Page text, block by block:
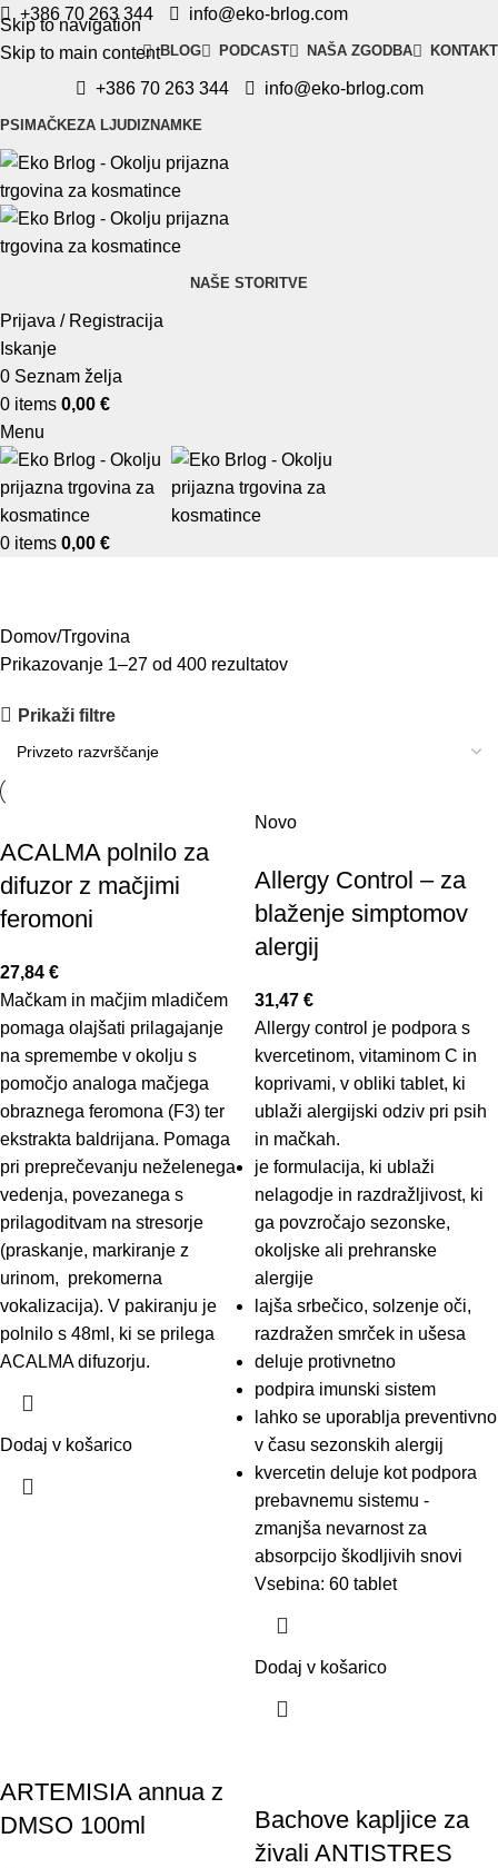
Skip to navigation
Skip to main content
+386 70 263 344 info@eko-brlog.com
BLOG PODCAST NAŠA ZGODBA KONTAKT
+386 70 263 344 info@eko-brlog.com
PSI MAČKEZA LJUDI ZNAMKE
NAŠE STORITVE
Prijava / Registracija
Iskanje
0 Seznam želja
0 items 0,00 €
Menu
0 items 0,00 €
Domov Trgovina
Prikazovanje 1–27 od 400 rezultatov
Prikaži filtre
ACALMA polnilo za
difuzor z mačjimi
feromoni
27,84 €
Mačkam in mačjim mladičem
pomaga olajšati prilagajanje
na spremembe v okolju s
pomočjo analoga mačjega
obraznega feromona (F3) ter
ekstrakta baldrijana. Pomaga
pri preprečevanju neželenega
vedenja, povezanega s
prilagoditvam na stresorje
(praskanje, markiranje z
urinom, prekomerna
vokalizacija). V pakiranju je
polnilo s 48ml, ki se prilega
ACALMA difuzorju.
Dodaj v košarico
Novo
Allergy Control – za
blaženje simptomov
alergij
31,47 €
Allergy control je podpora s
kvercetinom, vitaminom C in
koprivami, v obliki tablet, ki
ublaži alergijski odziv pri psih
in mačkah.
je formulacija, ki ublaži
nelagodje in razdražljivost, ki
ga povzročajo sezonske,
okoljske ali prehranske
alergije
lajša srbečico, solzenje oči,
razdražen smrček in ušesa
deluje protivnetno
podpira imunski sistem
lahko se uporablja preventivno
v času sezonskih alergij
kvercetin deluje kot podpora
prebavnemu sistemu -
zmanjša nevarnost za
absorpcijo škodljivih snovi
Vsebina: 60 tablet
Dodaj v košarico
ARTEMISIA annua z
DMSO 100ml
Bachove kapljice za
živali ANTISTRES